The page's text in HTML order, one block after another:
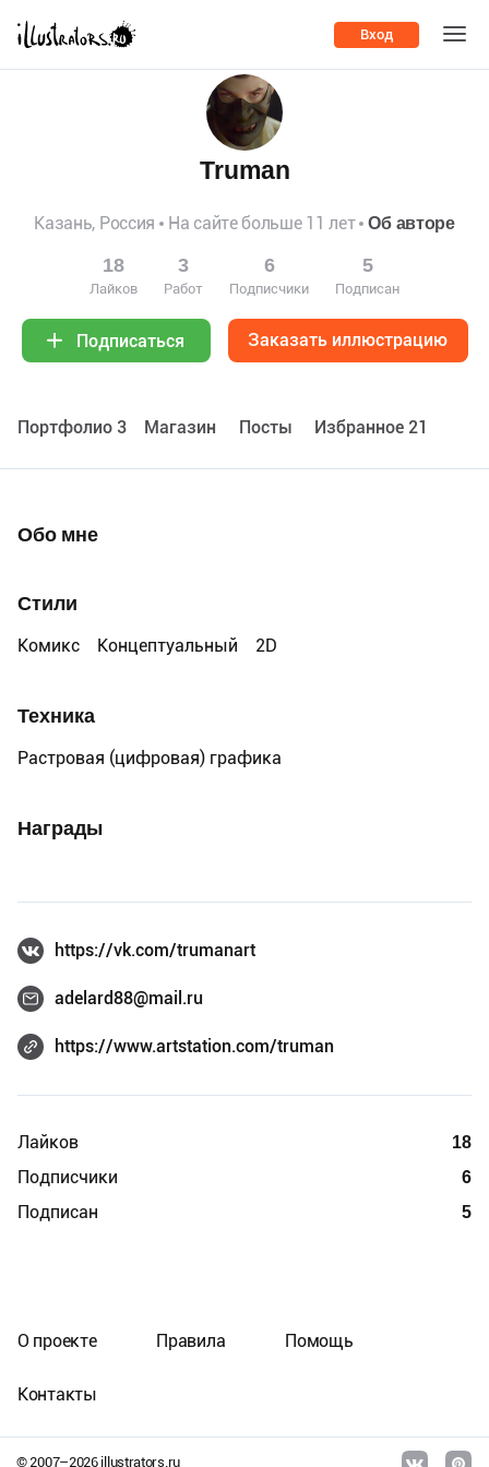
Вход
Truman
Казань, Россия На сайте больше 11 лет Об авторе
18
Лайков
3
Работ
6
Подписчики
5
Подписан
Подписаться Заказать иллюстрацию
Портфолио 3 Maгазин Посты Избранное 21
Обо мне
Стили
Комикс Концептуальный 2D
Техника
Растровая (цифровая) графика
Награды
Лайков
18
Подписчики
6
Подписан
5
https://vk.com/trumanart
adelard88@mail.ru
https://www.artstation.com/truman
© 2007–2026illustrators.ru
О проекте Правила Помощь
Контакты